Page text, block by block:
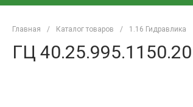
Главная / Каталог товаров / 1.16 Гидравлика
ГЦ